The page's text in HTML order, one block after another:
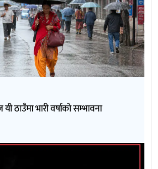
ठाउँमा भारी वर्षाको सम्भावना